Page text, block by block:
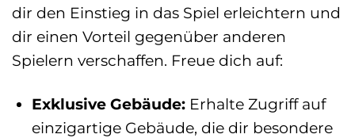
dir den Einstieg in das Spiel erleichtern und
dir einen Vorteil gegenüber anderen
Spielern verschaffen. Freue dich auf:
Exklusive Gebäude:Erhalte Zugriff auf
einzigartige Gebäude, die dir besondere